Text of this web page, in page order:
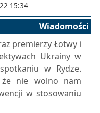
15:34
Wiadomości
premierzy Łotwy i
Ukrainy w
w Rydze.
że nie wolno nam
w stosowaniu